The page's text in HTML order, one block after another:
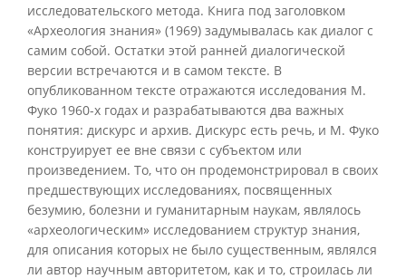
исследовательского метода. Книга под заголовком
«Археология знания» (1969) задумывалась как диалог с
самим собой. Остатки этой ранней диалогической
версии встречаются и в самом тексте. В
опубликованном тексте отражаются исследования М.
Фуко 1960-х годах и разрабатываются два важных
понятия: дискурс и архив. Дискурс есть речь, и М. Фуко
конструирует ее вне связи с субъектом или
произведением. То, что он продемонстрировал в своих
предшествующих исследованиях, посвященных
безумию, болезни и гуманитарным наукам, являлось
«археологическим» исследованием структур знания,
для описания которых не было существенным, являлся
ли автор научным авторитетом, как и то, строилась ли